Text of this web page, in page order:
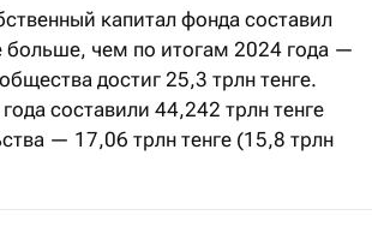
капитал фонда составил
больше, чем по итогам 2024 года —
достиг 25,3 трлн тенге.
составили 44,242 трлн тенге
— 17,06 трлн тенге (15,8 трлн